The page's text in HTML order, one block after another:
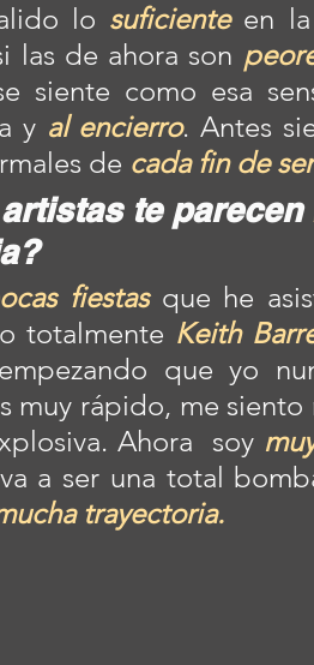
lo suficiente en la
las de ahora son
siente como esa
y al encierro. Antes
de cada fin de
te parecen
fiestas que he
totalmente Keith
que yo
muy rápido, me
Ahora  soy
a ser una total
trayectoria.